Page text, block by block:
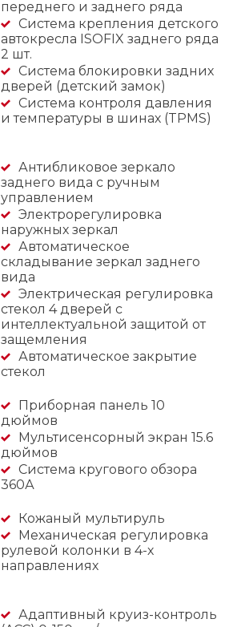
переднего и заднего ряда
Система крепления детского
автокресла ISOFIX заднего ряда
2 шт.
Система блокировки задних
дверей (детский замок)
Система контроля давления
и температуры в шинах (TPMS)
Антибликовое зеркало
заднего вида с ручным
управлением
Электрорегулировка
наружных зеркал
Автоматическое
складывание зеркал заднего
вида
Электрическая регулировка
стекол 4 дверей с
интеллектуальной защитой от
защемления
Автоматическое закрытие
стекол
Приборная панель 10
дюймов
Мультисенсорный экран 15.6
дюймов
Система кругового обзора
360А
Кожаный мультируль
Механическая регулировка
рулевой колонки в 4-х
направлениях
Адаптивный круиз-контроль